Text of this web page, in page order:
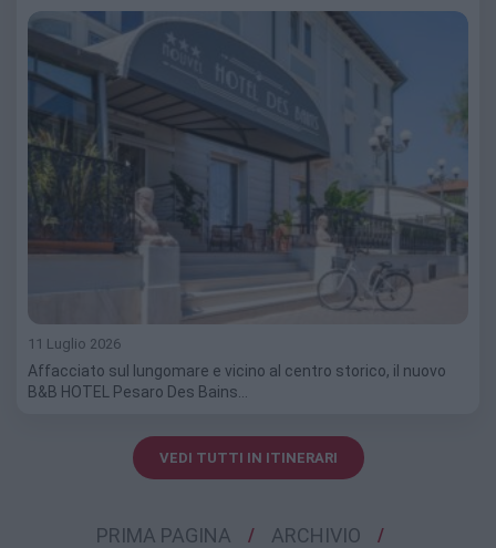
11 Luglio 2026
Affacciato sul lungomare e vicino al centro storico, il nuovo
B&B HOTEL Pesaro Des Bains…
VEDI TUTTI IN ITINERARI
PRIMA PAGINA
ARCHIVIO